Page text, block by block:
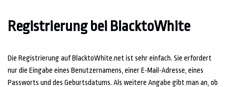
Registrierung bei BlacktoWhite
Die Registrierung auf BlacktoWhite.net ist sehr einfach. Sie erfordert
nur die Eingabe eines Benutzernamens, einer E-Mail-Adresse, eines
Passworts und des Geburtsdatums. Als weitere Angabe gibt man an, ob